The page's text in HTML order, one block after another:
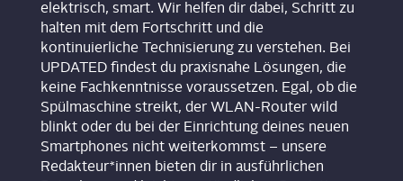
elektrisch, smart. Wir helfen dir dabei, Schritt zu
halten mit dem Fortschritt und die
kontinuierliche Technisierung zu verstehen. Bei
UPDATED findest du praxisnahe Lösungen, die
keine Fachkenntnisse voraussetzen. Egal, ob die
Spülmaschine streikt, der WLAN-Router wild
blinkt oder du bei der Einrichtung deines neuen
Smartphones nicht weiterkommst – unsere
Redakteur*innen bieten dir in ausführlichen